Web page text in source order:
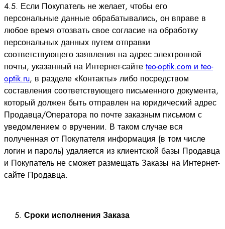
4.5. Если Покупатель не желает, чтобы его
персональные данные обрабатывались, он вправе в
любое время отозвать свое согласие на обработку
персональных данных путем отправки
соответствующего заявления на адрес электронной
почты, указанный на Интернет-сайте teo-optik.com и teo-
optik.ru, в разделе «Контакты» либо посредством
составления соответствующего письменного документа,
который должен быть отправлен на юридический адрес
Продавца/Оператора по почте заказным письмом с
уведомлением о вручении. В таком случае вся
полученная от Покупателя информация (в том числе
логин и пароль) удаляется из клиентской базы Продавца
и Покупатель не сможет размещать Заказы на Интернет-
сайте Продавца.
Сроки исполнения Заказа